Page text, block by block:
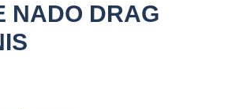
NADO DRAG